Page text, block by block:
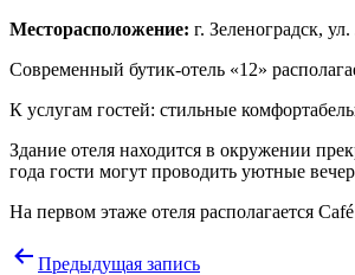
Месторасположение: г. Зеленоградск,
Современный бутик-отель «12»
К услугам гостей: стильные
Здание отеля находится в окружении
года гости могут проводить уютные
На первом этаже отеля располагается
Навигация
Предыдущая запись